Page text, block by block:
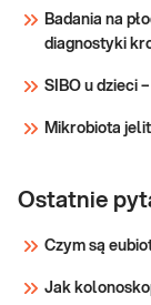
Badania na
diagnostyki
SIBO u dzieci
Mikrobiota
Ostatnie
Czym są
Jak